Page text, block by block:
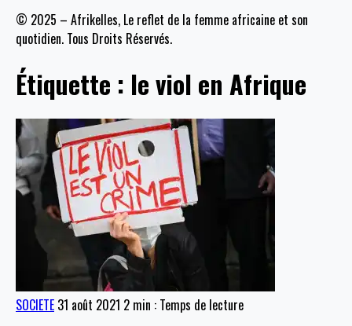
© 2025 – Afrikelles, Le reflet de la femme africaine et son
quotidien. Tous Droits Réservés.
Étiquette : le viol en Afrique
SOCIETE 31 août 2021 2 min : Temps de lecture